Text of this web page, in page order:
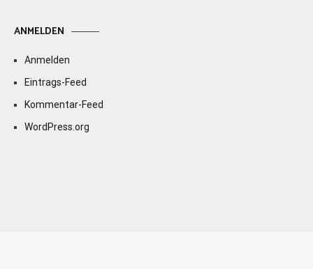
ANMELDEN
Anmelden
Eintrags-Feed
Kommentar-Feed
WordPress.org